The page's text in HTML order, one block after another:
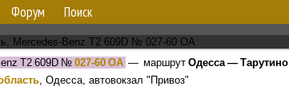
Форум Поиск
T2 609D № 027-60 ОА — маршрут Одесса — Тарутино
, Одесса, автовокзал "Привоз"